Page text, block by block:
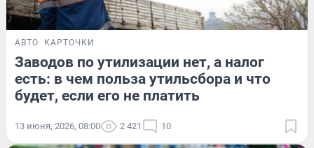
АВТО КАРТОЧКИ
Заводов по утилизации нет, а налог
есть: в чем польза утильсбора и что
будет, если его не платить
13 июня, 2026, 08:00 2 421 10